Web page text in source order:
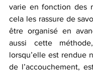
varie en fonction des
cela les rassure de
être organisé en
aussi cette
lorsqu’elle est rendue
de l’accouchement,